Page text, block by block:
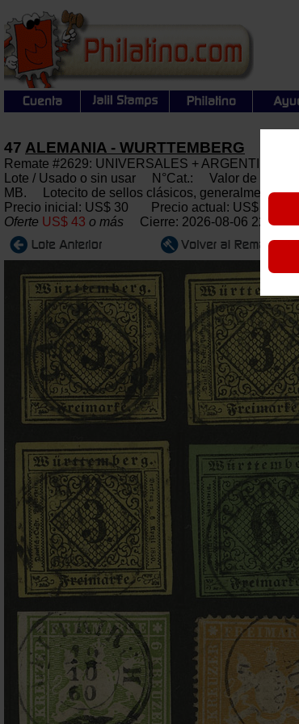
47 ALEMANIA - WURTTEMBERG
Remate #2629: UNIVERSALES + ARGENTINA:
Lote / Usado o sin usar N°Cat.: Valor de catál.:
MB. Lotecito de sellos clásicos, generalmente de
Precio inicial: US$ 30 Precio actual: US$ 39
Oferte US$ 43 o más Cierre: 2026-08-06 22:00:00